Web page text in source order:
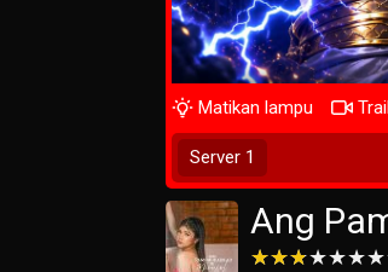
Play Now
Matikan lampu
Server 1
Ang